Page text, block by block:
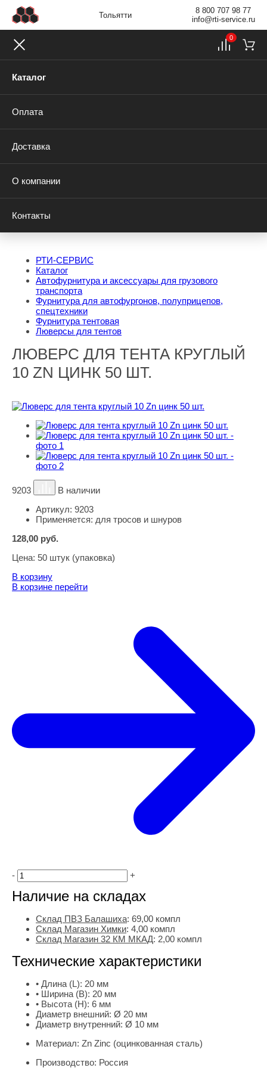
Тольятти
8 800 707 98 77
info@rti-service.ru
Каталог
Оплата
Доставка
О компании
Контакты
0
РТИ-СЕРВИС
Каталог
Автофурнитура и аксессуары для грузового
транспорта
Фурнитура для автофургонов, полуприцепов,
спецтехники
Фурнитура тентовая
Люверсы для тентов
ЛЮВЕРС ДЛЯ ТЕНТА КРУГЛЫЙ
10 ZN ЦИНК 50 ШТ.
9203
В наличии
Артикул: 9203
Применяется: для тросов и шнуров
128,00 руб.
Цена: 50 штук (упаковка)
В корзину
В корзине перейти
- +
Наличие на складах
Склад ПВЗ Балашиха: 69,00 компл
Склад Магазин Химки: 4,00 компл
Склад Магазин 32 КМ МКАД: 2,00 компл
Технические характеристики
• Длина (L): 20 мм
• Ширина (B): 20 мм
• Высота (H): 6 мм
Диаметр внешний: Ø 20 мм
Диаметр внутренний: Ø 10 мм
Материал: Zn Zinc (оцинкованная сталь)
Производство: Россия